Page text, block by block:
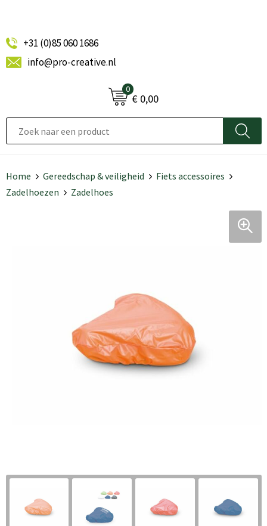
+31 (0)85 060 1686
info@pro-creative.nl
0
€ 0,00
Home Gereedschap & veiligheid
Fiets accessoires
Zadelhoezen
Zadelhoes